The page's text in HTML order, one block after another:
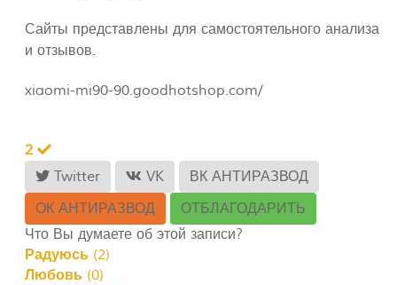
Сайты представлены для самостоятельного анализа
и отзывов.
xiaomi-mi90-90.goodhotshop.com/
2
Twitter
VK
ВК АНТИРАЗВОД
ОК АНТИРАЗВОД
ОТБЛАГОДАРИТЬ
Что Вы думаете об этой записи?
Радуюсь (2)
Любовь (0)